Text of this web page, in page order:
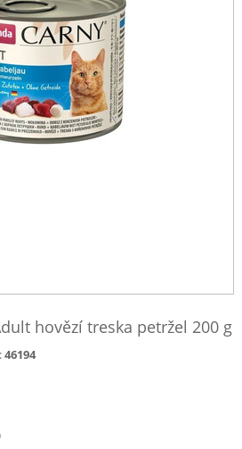
hovězí treska petržel 200 g
46194